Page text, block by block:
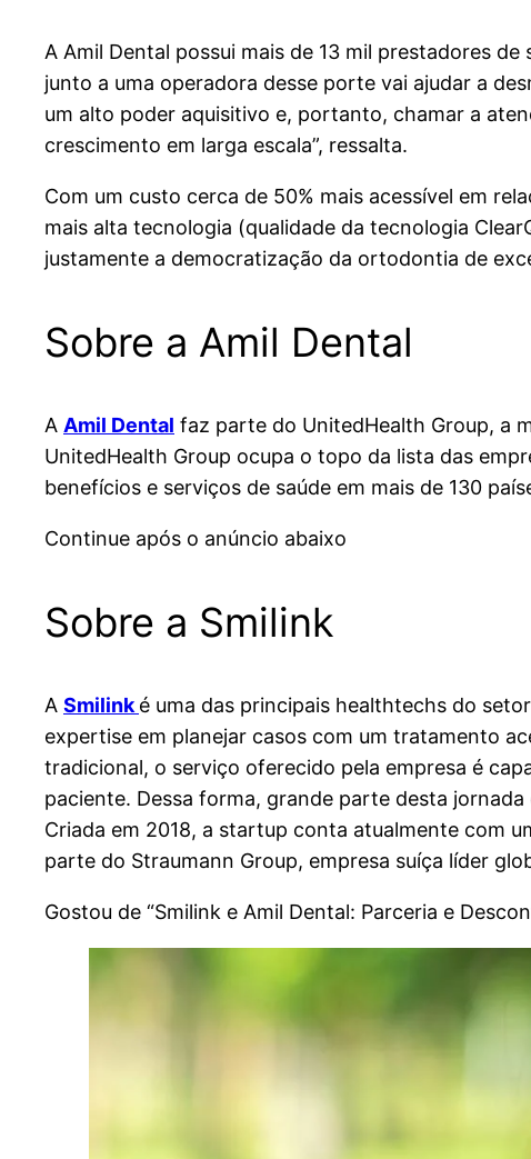
A Amil Dental possui mais de 13 mil prestadores
junto a uma operadora desse porte vai ajudar a
um alto poder aquisitivo e, portanto, chamar a
crescimento em larga escala”, ressalta.
Com um custo cerca de 50% mais acessível em
mais alta tecnologia (qualidade da tecnologia
justamente a democratização da ortodontia de
Sobre a Amil Dental
A Amil Dental faz parte do UnitedHealth Group, a
UnitedHealth Group ocupa o topo da lista das
benefícios e serviços de saúde em mais de 130
Continue após o anúncio abaixo
Sobre a Smilink
A Smilink é uma das principais healthtechs do
expertise em planejar casos com um tratamento
tradicional, o serviço oferecido pela empresa é
paciente. Dessa forma, grande parte desta
Criada em 2018, a startup conta atualmente com
parte do Straumann Group, empresa suíça líder
Gostou de “Smilink e Amil Dental: Parceria e